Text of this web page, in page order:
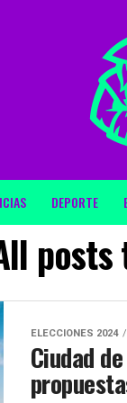
DEPORTE
posts
ELECCIONES 2024
Ciudad